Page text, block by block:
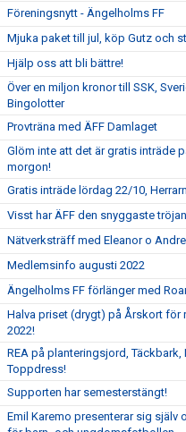
Föreningsnytt - Ängelholms FF
Mjuka paket till jul, köp Gutz och
Hjälp oss att bli bättre!
Över en miljon kronor till SSK,
Bingolotter
Provträna med ÄFF Damlaget
Glöm inte att det är gratis inträde
morgon!
Gratis inträde lördag 22/10,
Visst har ÄFF den snyggaste
Nätverksträff med Eleanor o
Medlemsinfo augusti 2022
Ängelholms FF förlänger med
Halva priset (drygt) på Årskort för
2022!
REA på planteringsjord,
Toppdress!
Supporten har semesterstängt!
Emil Karemo presenterar sig själv